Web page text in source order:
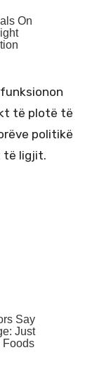
të plotë të
politikë
të ligjit.